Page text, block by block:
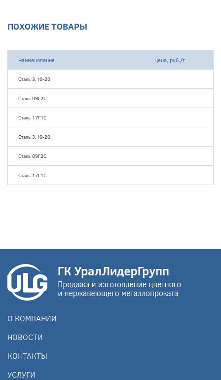
ПОХОЖИЕ ТОВАРЫ
Наименование Цена, руб./т
Сталь 3,10-20
Сталь 09Г2С
Сталь 17Г1С
Сталь 3,10-20
Сталь 09Г2С
Сталь 17Г1С
О КОМПАНИИ
НОВОСТИ
КОНТАКТЫ
УСЛУГИ